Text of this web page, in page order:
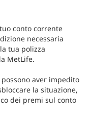
conto corrente
necessaria
tua polizza
MetLife.
aver impedito
la situazione,
dei premi sul conto